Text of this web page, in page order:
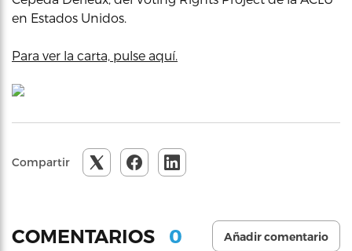
en Estados Unidos.
Para ver la carta, pulse aquí.
Compartir
COMENTARIOS 0 Añadir comentario